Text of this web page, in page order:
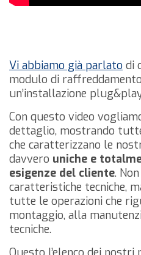
Vi abbiamo già parlato di
modulo di
un’installazione
Con questo video
dettaglio, mostrando
che caratterizzano le
davvero uniche e
esigenze del cliente.
caratteristiche tecniche,
tutte le operazioni che
montaggio, alla
tecniche.